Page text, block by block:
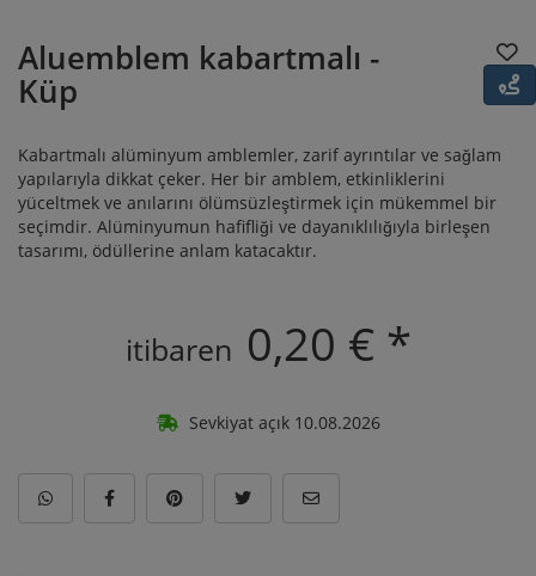
Aluemblem kabartmalı -
Küp
Kabartmalı alüminyum amblemler, zarif ayrıntılar ve sağlam
yapılarıyla dikkat çeker. Her bir amblem, etkinliklerini
yüceltmek ve anılarını ölümsüzleştirmek için mükemmel bir
seçimdir. Alüminyumun hafifliği ve dayanıklılığıyla birleşen
tasarımı, ödüllerine anlam katacaktır.
itibaren 0,20 € *
Sevkiyat açık 10.08.2026